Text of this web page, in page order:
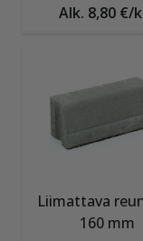
Alk. 8,80 €/
Liimattava
160 mm